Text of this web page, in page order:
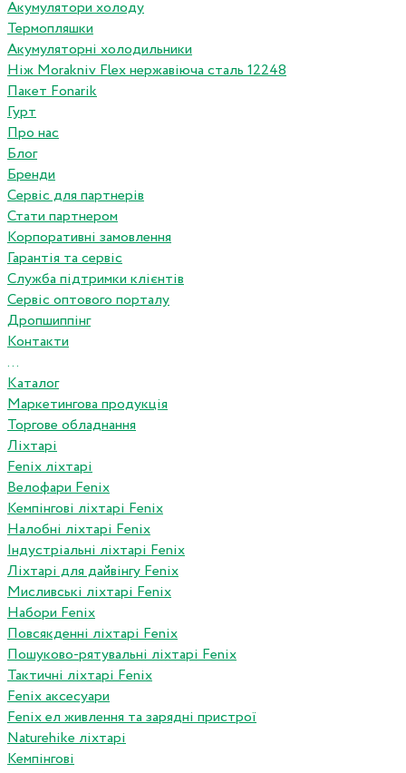
Акумулятори холоду
Термопляшки
Акумуляторні холодильники
Ніж Morakniv Flex нержавіюча сталь 12248
Пакет Fonarik
Гурт
Про нас
Блог
Бренди
Сервіс для партнерів
Стати партнером
Корпоративні замовлення
Гарантія та сервіс
Служба підтримки клієнтів
Сервіс оптового порталу
Дропшиппінг
Контакти
...
Каталог
Маркетингова продукція
Торгове обладнання
Ліхтарі
Fenix ліхтарі
Велофари Fenix
Кемпінгові ліхтарі Fenix
Налобні ліхтарі Fenix
Індустріальні ліхтарі Fenix
Ліхтарі для дайвінгу Fenix
Мисливські ліхтарі Fenix
Набори Fenix
Повсякденні ліхтарі Fenix
Пошуково-рятувальні ліхтарі Fenix
Тактичні ліхтарі Fenix
Fenix аксесуари
Fenix ел живлення та зарядні пристрої
Naturehike ліхтарі
Кемпінгові